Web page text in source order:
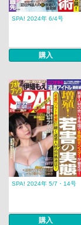
SPA! 2024年 6/4号
購入
SPA! 2024年 5/7・14号
購入